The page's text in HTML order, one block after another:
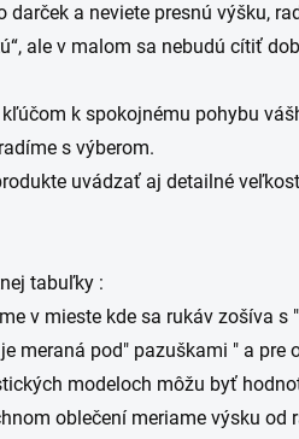
darček a neviete presnú výšku,
ale v malom sa nebudú cítiť
k spokojnému pohybu
s výberom.
uvádzať aj detailné
tabuľky :
v mieste kde sa rukáv zošíva s
meraná pod" pazuškami " a
môžu byť hodnoty dve :
oblečení meriame výsku od